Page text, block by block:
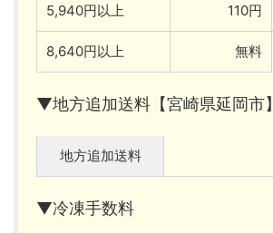
5,940円以上 110円
8,640円以上 無料
▼地方追加送料【宮崎県延岡市】
地方追加送料
▼冷凍手数料